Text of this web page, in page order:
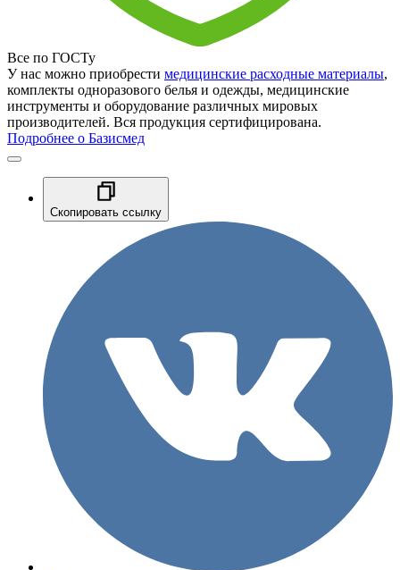
Все по ГОСТу
У нас можно приобрести медицинские расходные материалы,
комплекты одноразового белья и одежды, медицинские
инструменты и оборудование различных мировых
производителей. Вся продукция сертифицирована.
Подробнее о Базисмед
Скопировать ссылку